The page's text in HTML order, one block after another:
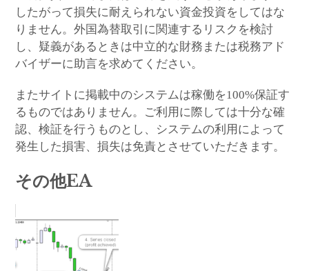
したがって損失に耐えられない資金投資をしてはな
りません。外国為替取引に関連するリスクを検討
し、疑義があるときは中立的な財務または税務アド
バイザーに助言を求めてください。
またサイトに掲載中のシステムは稼働を100%保証す
るものではありません。ご利用に際しては十分な確
認、検証を行うものとし、システムの利用によって
発生した損害、損失は免責とさせていただきます。
その他EA